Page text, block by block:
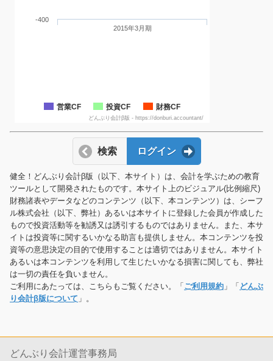
営業CF 投資CF 財務CF
2015年3月期
-400
どんぶり会計β版 - https://donburi.accountant/
検索 ログイン
健全！どんぶり会計β版（以下、本サイト）は、会計を学ぶための教育
ツールとして開発されたものです。本サイト上のビジュアル(比例縮尺)
財務諸表やデータなどのコンテンツ（以下、本コンテンツ）は、シーフ
ル株式会社（以下、弊社）あるいは本サイトに登録した会員が作成した
もので投資活動等を勧誘又は誘引するものではありません。また、本サ
イトは投資等に関するいかなる助言も提供しません。本コンテンツを投
資等の意思決定の目的で使用することは適切ではありません。本サイト
あるいは本コンテンツを利用して生じたいかなる損害に関しても、弊社
は一切の責任を負いません。
ご利用にあたっては、こちらもご覧ください。「 ご利用規約 」「 どんぶ
り会計β版について 」。
どんぶり会計運営事務局